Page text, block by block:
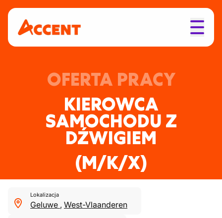
OFERTA PRACY
KIEROWCA
SAMOCHODU Z
DŹWIGIEM
(M/K/X)
Lokalizacja
Geluwe , West-Vlaanderen